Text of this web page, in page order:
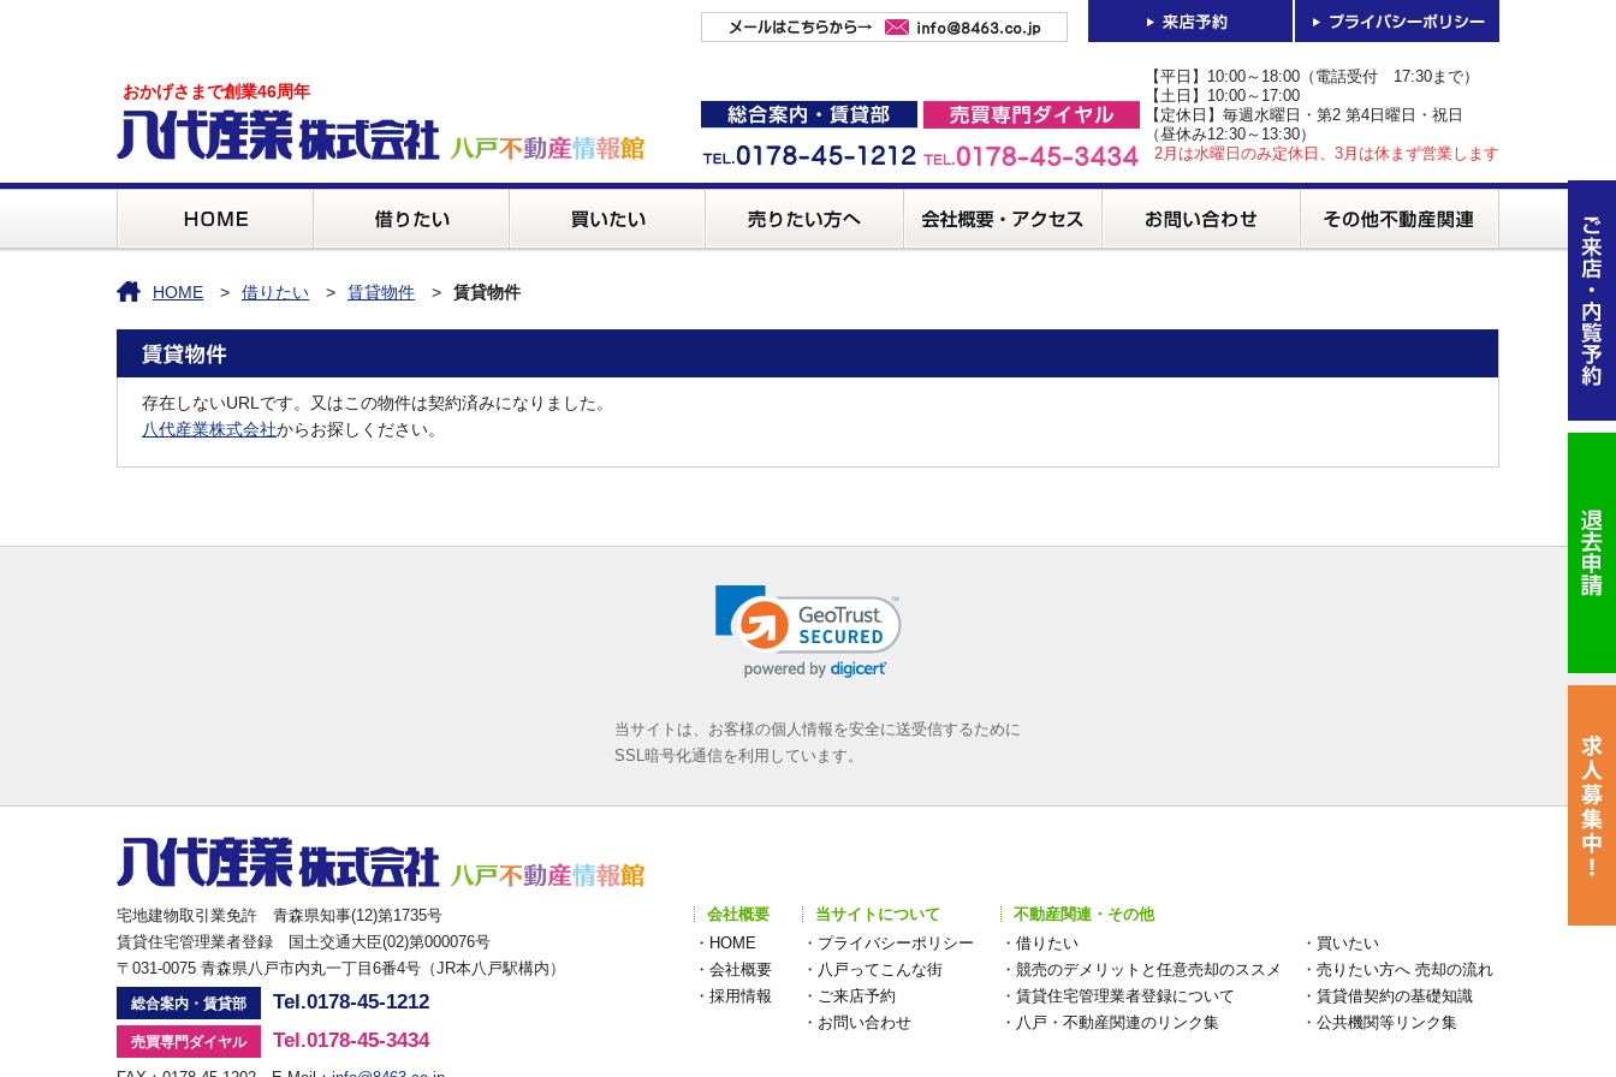
おかげさまで創業46周年
【平日】10:00～18:00（電話受付 17:30まで）
【土日】10:00～17:00
【定休日】毎週水曜日・第2 第4日曜日・祝日
（昼休み12:30～13:30）
2月は水曜日のみ定休日、3月は休まず営業します
HOME 借りたい 賃貸物件 賃貸物件
存在しないURLです。又はこの物件は契約済みになりました。
八代産業株式会社からお探しください。
当サイトは、お客様の個人情報を安全に送受信するために
SSL暗号化通信を利用しています。
宅地建物取引業免許 青森県知事(12)第1735号
賃貸住宅管理業者登録 国土交通大臣(02)第000076号
〒031-0075 青森県八戸市内丸一丁目6番4号（JR本八戸駅構内）
総合案内・賃貸部 Tel.0178-45-1212
売買専門ダイヤル Tel.0178-45-3434
会社概要
・ HOME
・ 会社概要
・ 採用情報
当サイトについて
・ プライバシーポリシー
・ 八戸ってこんな街
・ ご来店予約
・ お問い合わせ
不動産関連・その他
・ 借りたい ・ 買いたい
・ 競売のデメリットと任意売却のススメ ・ 売りたい方へ 売却の流れ
・ 賃貸住宅管理業者登録について ・ 賃貸借契約の基礎知識
・ 八戸・不動産関連のリンク集 ・ 公共機関等リンク集